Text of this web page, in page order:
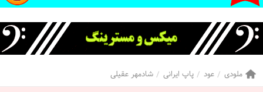
ملودی عود پاپ ایرانی شادمهر عقیلی